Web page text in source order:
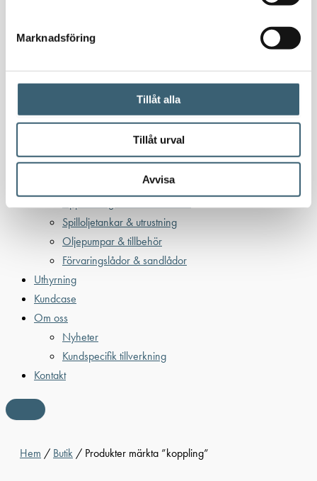
Marknadsföring
Tillåt alla
Tillåt urval
Avvisa
Bensin
Bensinutrustning
Kemikalietankar
Spilloljetankar & utrustning
Oljepumpar & tillbehör
Förvaringslådor & sandlådor
Uthyrning
Kundcase
Om oss
Nyheter
Kundspecifik tillverkning
Kontakt
Hem / Butik / Produkter märkta ”koppling”